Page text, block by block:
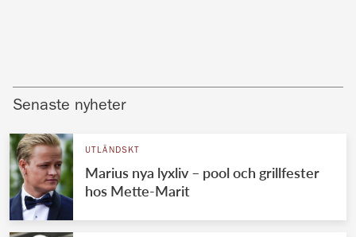
Senaste nyheter
UTLÄNDSKT
Marius nya lyxliv – pool och grillfester
hos Mette-Marit